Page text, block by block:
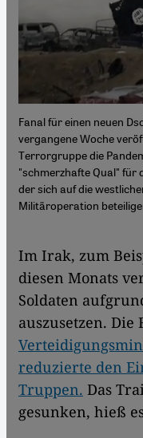
Fanal für einen neuen
vergangene Woche
Terrorgruppe die
"schmerzhafte Qual" für
der sich auf die
Militäroperation
Im Irak, zum
diesen Monats
Soldaten
auszusetzen. Die
reduzierte den
Truppen. Das
gesunken, hieß